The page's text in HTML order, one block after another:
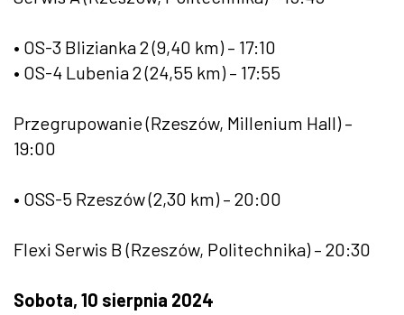
• OS-3 Blizianka 2 (9,40 km) – 17:10
• OS-4 Lubenia 2 (24,55 km) – 17:55
Przegrupowanie (Rzeszów, Millenium Hall) –
19:00
• OSS-5 Rzeszów (2,30 km) – 20:00
Flexi Serwis B (Rzeszów, Politechnika) – 20:30
Sobota, 10 sierpnia 2024